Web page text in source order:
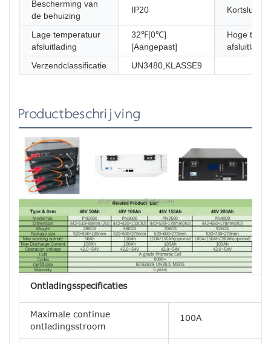
Bescherming van
de behuizing
IP20
Lage temperatuur
afsluitlading
32℉[0℃]
[Aangepast]
Hoge
Verzendclassificatie
UN3480,KLASSE9
Productbeschrijving
Ontladingsspecificaties
Maximale continue
ontladingsstroom
100A